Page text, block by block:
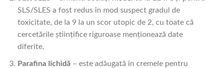
SLS/SLES a fost redus în mod suspect gradul de
toxicitate, de la 9 la un scor utopic de 2, cu toate că
cercetările științifice riguroase menționează date
diferite.
Parafina lichidă– este adăugată în cremele pentru